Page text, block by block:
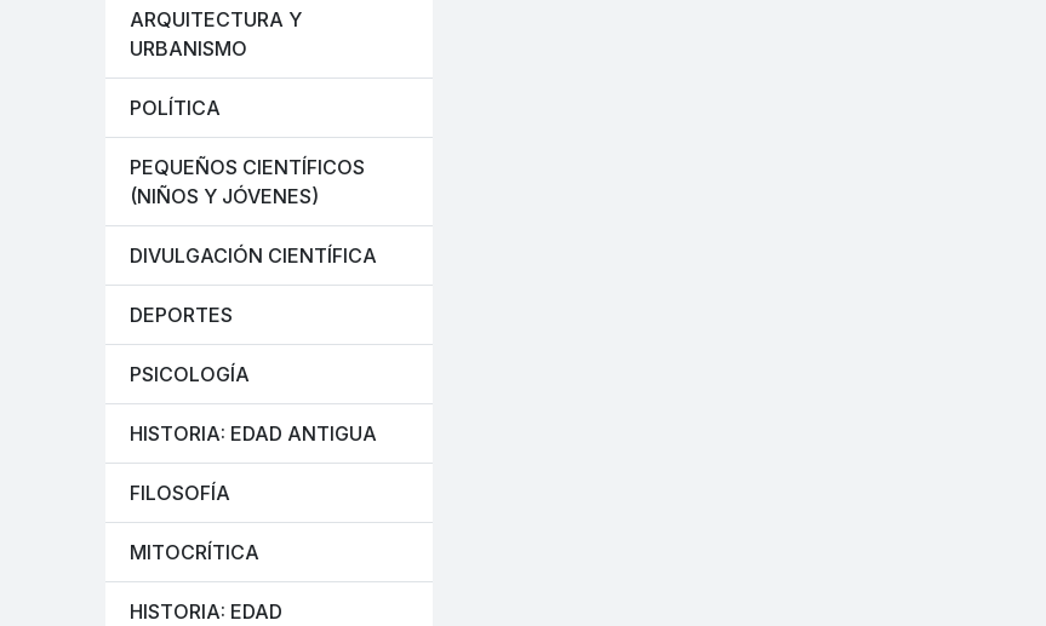
ARQUITECTURA Y
URBANISMO
POLÍTICA
PEQUEÑOS CIENTÍFICOS
(NIÑOS Y JÓVENES)
DIVULGACIÓN CIENTÍFICA
DEPORTES
PSICOLOGÍA
HISTORIA: EDAD ANTIGUA
FILOSOFÍA
MITOCRÍTICA
HISTORIA: EDAD